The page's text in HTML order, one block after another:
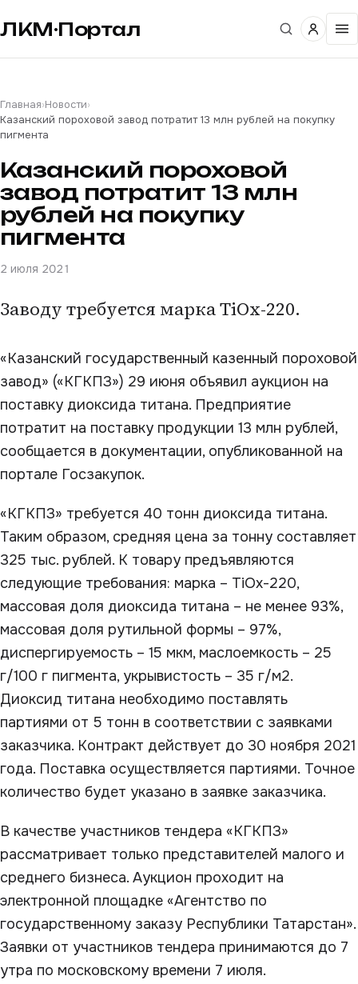
ЛКМ·Портал
Главная›Новости›
Казанский пороховой завод потратит 13 млн рублей на покупку
пигмента
Казанский пороховой
завод потратит 13 млн
рублей на покупку
пигмента
2 июля 2021
Заводу требуется марка TiOx-220.
«Казанский государственный казенный пороховой
завод» («КГКПЗ») 29 июня объявил аукцион на
поставку диоксида титана. Предприятие
потратит на поставку продукции 13 млн рублей,
сообщается в документации, опубликованной на
портале Госзакупок.
«КГКПЗ» требуется 40 тонн диоксида титана.
Таким образом, средняя цена за тонну составляет
325 тыс. рублей. К товару предъявляются
следующие требования: марка – TiOx-220,
массовая доля диоксида титана – не менее 93%,
массовая доля рутильной формы – 97%,
диспергируемость – 15 мкм, маслоемкость – 25
г/100 г пигмента, укрывистость – 35 г/м2.
Диоксид титана необходимо поставлять
партиями от 5 тонн в соответствии с заявками
заказчика. Контракт действует до 30 ноября 2021
года. Поставка осуществляется партиями. Точное
количество будет указано в заявке заказчика.
В качестве участников тендера «КГКПЗ»
рассматривает только представителей малого и
среднего бизнеса. Аукцион проходит на
электронной площадке «Агентство по
государственному заказу Республики Татарстан».
Заявки от участников тендера принимаются до 7
утра по московскому времени 7 июля.